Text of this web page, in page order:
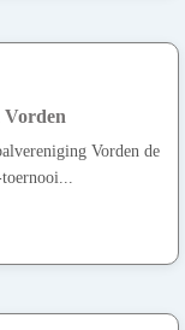
Vorden
Vorden de